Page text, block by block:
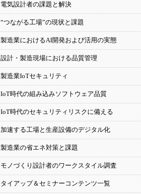
電気設計者の課題と解決
“つながる工場”の現状と課題
製造業におけるAI開発および活用の実態
設計・製造現場における品質管理
製造業IoTセキュリティ
IoT時代の組み込みソフトウェア品質
IoT時代のセキュリティリスクに備える
加速する工場と生産設備のデジタル化
製造業の省エネ対策と課題
モノづくり設計者のワークスタイル調査
タイアップ＆セミナーコンテンツ一覧